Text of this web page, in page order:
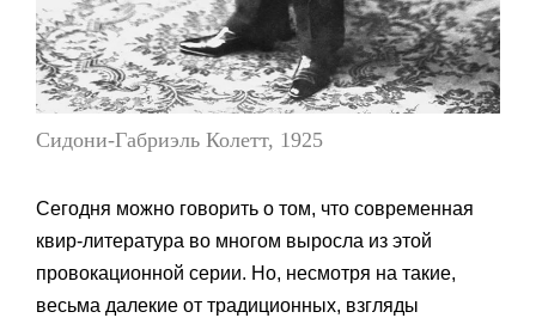
Сидони-Габриэль Колетт, 1925
Сегодня можно говорить о том, что современная
квир-литература во многом выросла из этой
провокационной серии. Но, несмотря на такие,
весьма далекие от традиционных, взгляды